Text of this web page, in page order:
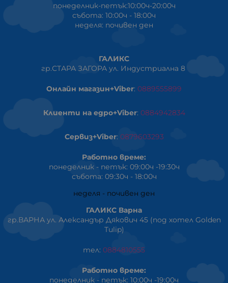
понеделник-петък:10:00ч-20:00ч
събота: 10:00ч - 18:00ч
неделя: почивен ден
ГАЛИКС
гр.СТАРА ЗАГОРА ул. Индустриална 8
Онлайн магазин+Viber: 0889555899
Клиенти на едро+Viber: 0884942834
Сервиз+Viber: 0879603293
Работно време:
понеделник - петък: 09:00ч -19:30ч
събота: 09:30ч - 18:00ч
неделя - почивен ден
ГАЛИКС Варна
гр.ВАРНА ул. Александър Дякович 45 (под хотел Golden
Tulip)
тел: 0884810555
Работно време:
понеделник - петък: 10:00ч -19:00ч